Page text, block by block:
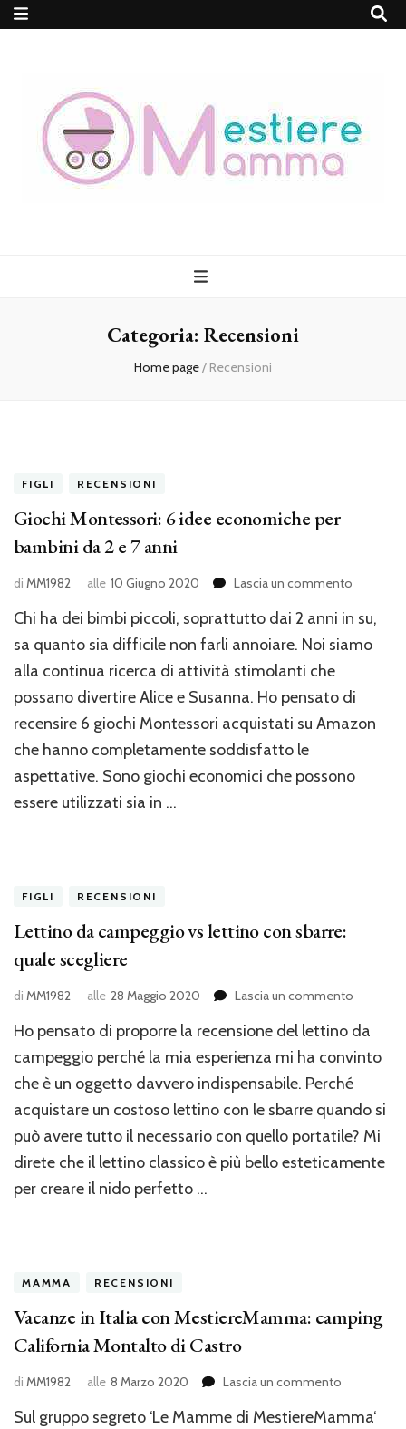
Categoria: Recensioni
Home page/ Recensioni
FIGLI RECENSIONI
Giochi Montessori: 6 idee economiche per
bambini da 2 e 7 anni
di MM1982 alle 10 Giugno 2020 Lascia un commento
6
per
da
e
Chi ha dei bimbi piccoli, soprattutto dai 2 anni in su,
sa quanto sia difficile non farli annoiare. Noi siamo
alla continua ricerca di attività stimolanti che
possano divertire Alice e Susanna. Ho pensato di
recensire 6 giochi Montessori acquistati su Amazon
che hanno completamente soddisfatto le
aspettative. Sono giochi economici che possono
essere utilizzati sia in …
FIGLI RECENSIONI
Lettino da campeggio vs lettino con sbarre:
quale scegliere
di MM1982 alle 28 Maggio 2020 Lascia un commento
da
lettino
con
sbarre:
quale
scegliere
Ho pensato di proporre la recensione del lettino da
campeggio perché la mia esperienza mi ha convinto
che è un oggetto davvero indispensabile. Perché
acquistare un costoso lettino con le sbarre quando si
può avere tutto il necessario con quello portatile? Mi
direte che il lettino classico è più bello esteticamente
per creare il nido perfetto …
MAMMA RECENSIONI
Vacanze in Italia con MestiereMamma: camping
California Montalto di Castro
di MM1982 alle 8 Marzo 2020 Lascia un commento
in
Sul gruppo segreto ‘Le Mamme di MestiereMamma‘